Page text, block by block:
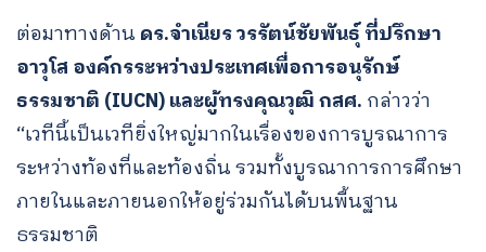
ต่อมาทางด้าน ดร.จำเนียรวรรัตน์ชัยพันธุ์ ที่ปรึกษา
อาวุโส องค์กรระหว่างประเทศเพื่อการอนุรักษ์
ธรรมชาติ (IUCN) และผู้ทรงคุณวุฒิ กสศ. กล่าวว่า
“เวทีนี้เป็นเวทียิ่งใหญ่มากในเรื่องของการบูรณาการ
ระหว่างท้องที่และท้องถิ่น รวมทั้งบูรณาการการศึกษา
ภายในและภายนอกให้อยู่ร่วมกันได้บนพื้นฐาน
ธรรมชาติ